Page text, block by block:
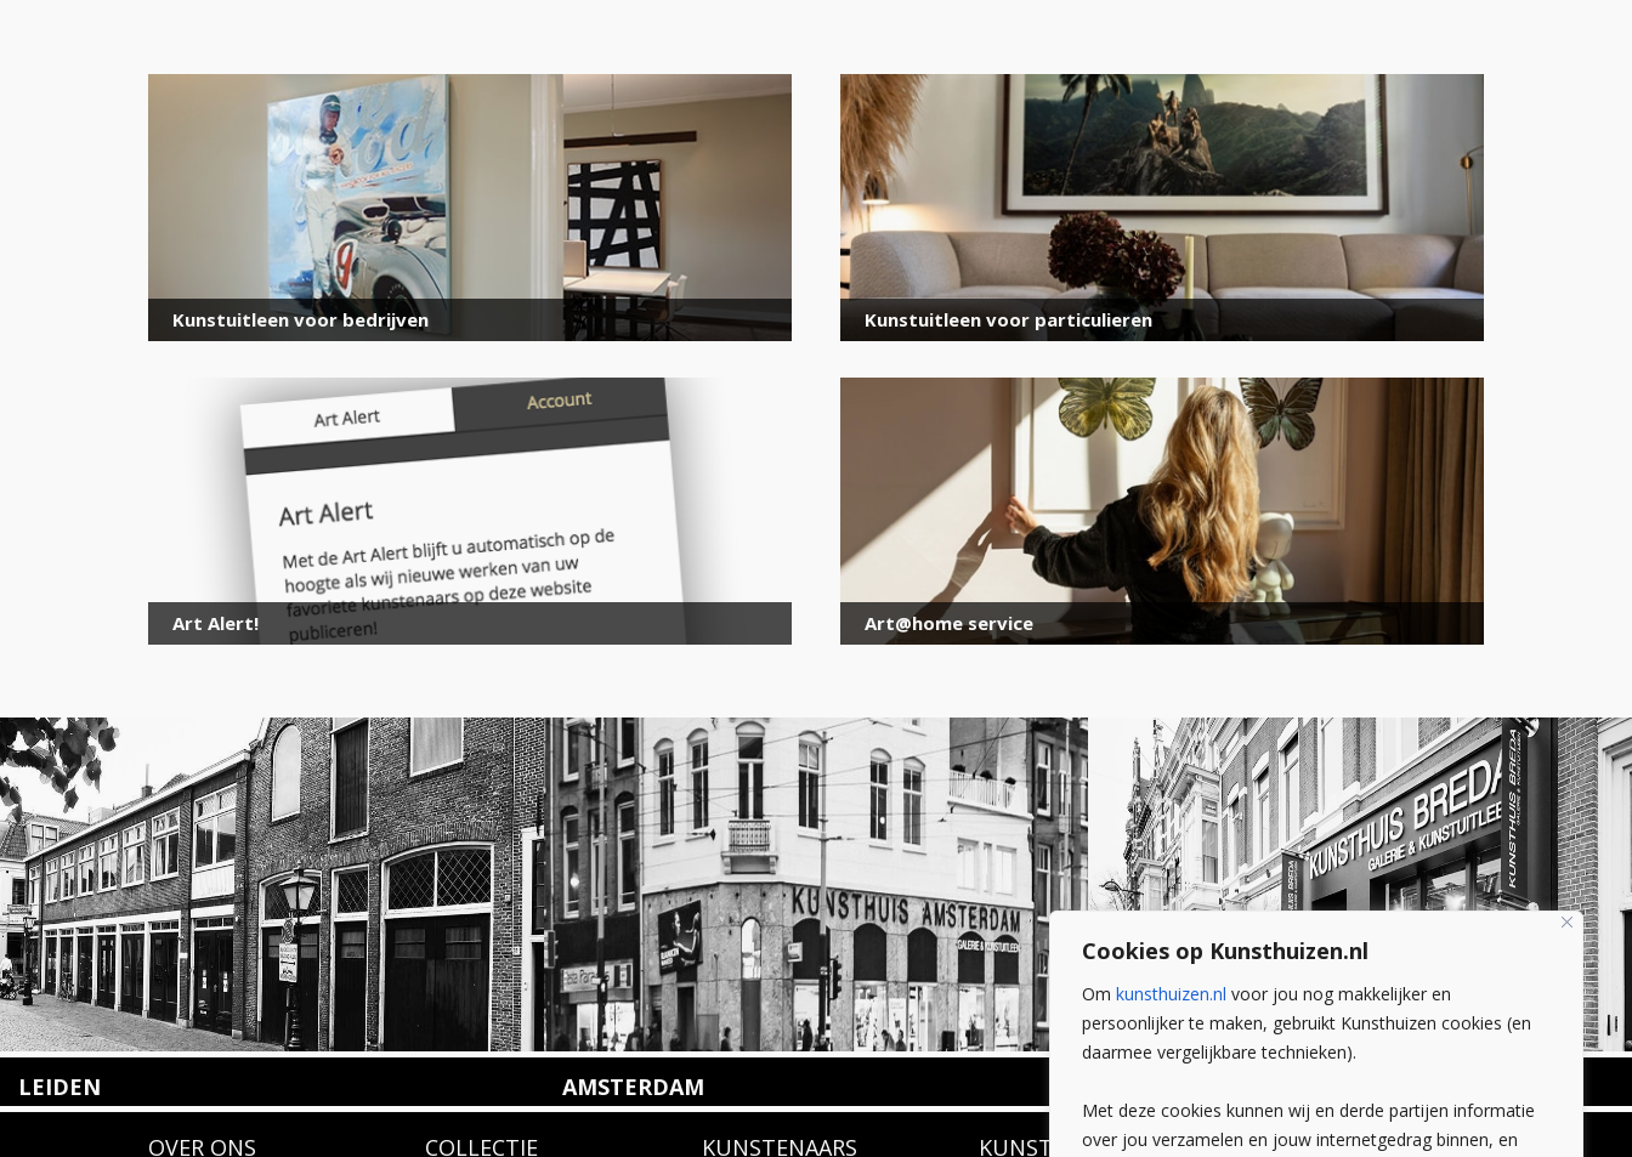
Cookies op Kunsthuizen.nl
Om kunsthuizen.nl voor jou nog makkelijker en
persoonlijker te maken, gebruikt Kunsthuizen cookies (en
daarmee vergelijkbare technieken).
Met deze cookies kunnen wij en derde partijen informatie
over jou verzamelen en jouw internetgedrag binnen, en
Kunstuitleen voor bedrijven Kunstuitleen voor particulieren
Art Alert! Art@home service
LEIDEN AMSTERDAM
1075 VX Amsterdam
Wilhelminastraat 11
4818 SB Breda
OVER ONS COLLECTIE KUNSTENAARS KUNSTUITLEEN CONTACT
voor onze nieuwsbrief
E-
mailadres